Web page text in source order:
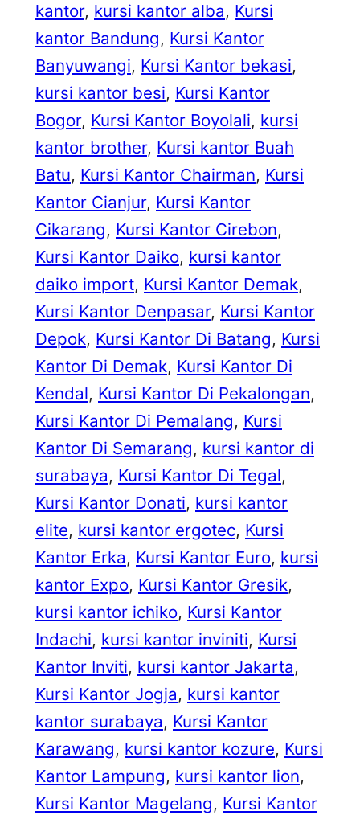
kantor, kursi kantor alba, Kursi
kantor Bandung, Kursi Kantor
Banyuwangi, Kursi Kantor bekasi
kursi kantor besi, Kursi Kantor
Bogor, Kursi Kantor Boyolali, kursi
kantor brother, Kursi kantor Buah
Batu, Kursi Kantor Chairman, Kursi
Kantor Cianjur, Kursi Kantor
Cikarang, Kursi Kantor Cirebon
Kursi Kantor Daiko, kursi kantor
daiko import, Kursi Kantor Demak
Kursi Kantor Denpasar, Kursi Kantor
Depok, Kursi Kantor Di Batang, Kursi
Kantor Di Demak, Kursi Kantor Di
Kendal, Kursi Kantor Di Pekalongan
Kursi Kantor Di Pemalang, Kursi
Kantor Di Semarang, kursi kantor di
surabaya, Kursi Kantor Di Tegal
Kursi Kantor Donati, kursi kantor
elite, kursi kantor ergotec, Kursi
Kantor Erka, Kursi Kantor Euro, kursi
kantor Expo, Kursi Kantor Gresik
kursi kantor ichiko, Kursi Kantor
Indachi, kursi kantor inviniti, Kursi
Kantor Inviti, kursi kantor Jakarta
Kursi Kantor Jogja, kursi kantor
kantor surabaya, Kursi Kantor
Karawang, kursi kantor kozure, Kursi
Kantor Lampung, kursi kantor lion
Kursi Kantor Magelang, Kursi Kantor